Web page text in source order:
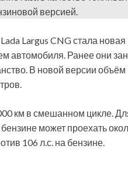
версией.
Largus CNG стала
Ранее они
В новой версии объём
км в смешанном цикле.
может проехать
106 л.с. на бензине.